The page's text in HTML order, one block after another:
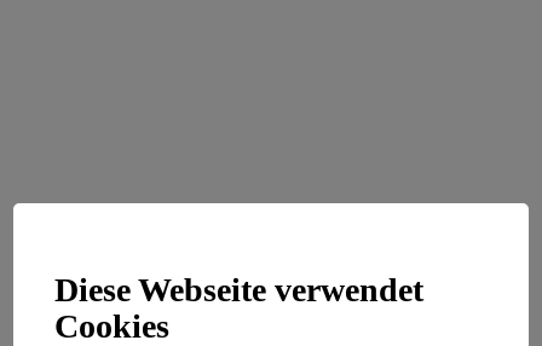
Diese Webseite verwendet
Cookies